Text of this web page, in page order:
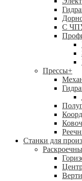
С
Прессы+
Станки для